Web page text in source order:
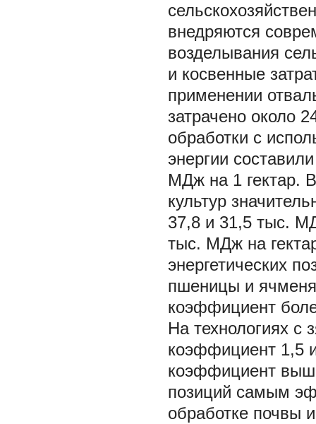
внедряются
возделывания
и косвенные
применении
затрачено около
обработки с
энергии
МДж на 1 гектар.
культур
37,8 и 31,5 тыс.
тыс. МДж на
энергетических
пшеницы и ячменя
коэффициент
На технологиях с
коэффициент 1,5
коэффициент
позиций самым
обработке почвы